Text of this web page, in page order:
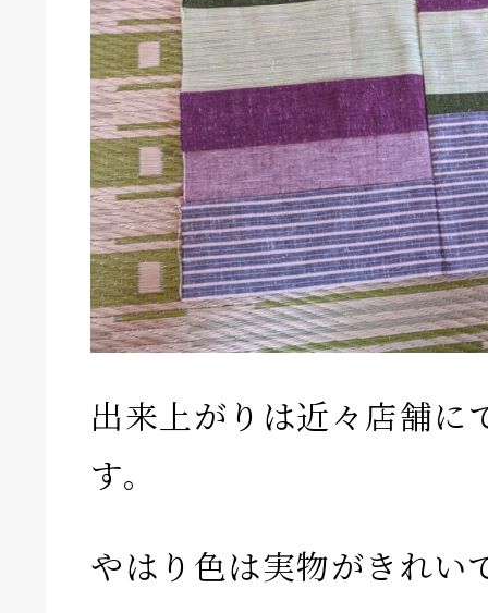
出来上がりは近々店舗に
す。
やはり色は実物がきれい